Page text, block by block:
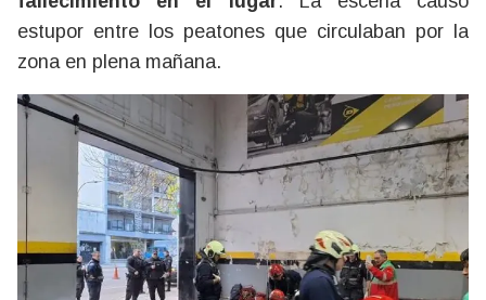
estupor entre los peatones que circulaban por la
zona en plena mañana.